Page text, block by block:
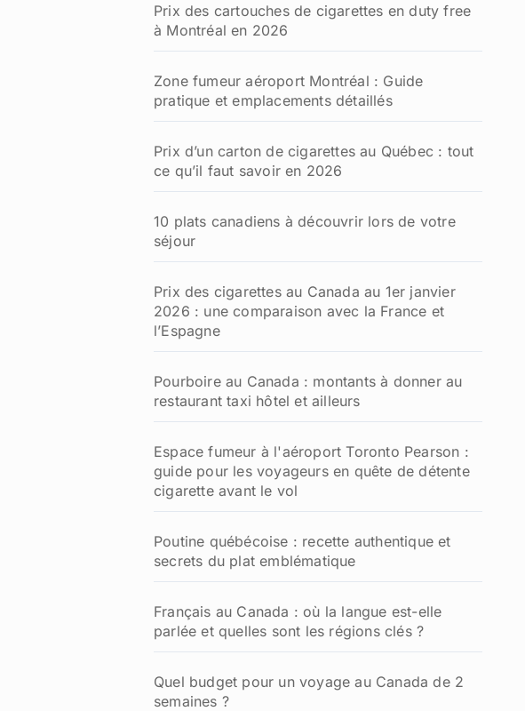
Prix des cartouches de cigarettes en duty free
à Montréal en 2026
Zone fumeur aéroport Montréal : Guide
pratique et emplacements détaillés
Prix d’un carton de cigarettes au Québec : tout
ce qu’il faut savoir en 2026
10 plats canadiens à découvrir lors de votre
séjour
Prix des cigarettes au Canada au 1er janvier
2026 : une comparaison avec la France et
l’Espagne
Pourboire au Canada : montants à donner au
restaurant taxi hôtel et ailleurs
Espace fumeur à l'aéroport Toronto Pearson :
guide pour les voyageurs en quête de détente
cigarette avant le vol
Poutine québécoise : recette authentique et
secrets du plat emblématique
Français au Canada : où la langue est-elle
parlée et quelles sont les régions clés ?
Quel budget pour un voyage au Canada de 2
semaines ?